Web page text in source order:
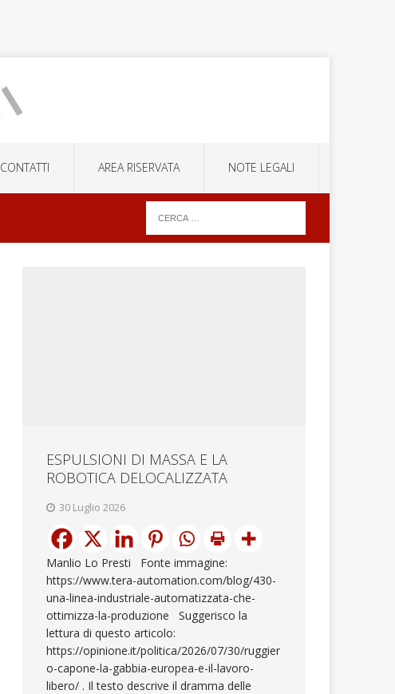
CONTATTI AREA RISERVATA NOTE LEGALI
ESPULSIONI DI MASSA E LA
ROBOTICA DELOCALIZZATA
30 Luglio 2026
Manlio Lo Presti Fonte immagine:
https://www.tera-automation.com/blog/430-
una-linea-industriale-automatizzata-che-
ottimizza-la-produzione Suggerisco la
lettura di questo articolo:
https://opinione.it/politica/2026/07/30/ruggier
o-capone-la-gabbia-europea-e-il-lavoro-
libero/ . Il testo descrive il dramma delle